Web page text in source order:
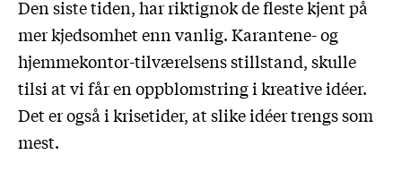
Den siste tiden, har riktignok de fleste kjent på
mer kjedsomhet enn vanlig. Karantene- og
hjemmekontor-tilværelsens stillstand, skulle
tilsi at vi får en oppblomstring i kreative idéer.
Det er også i krisetider, at slike idéer trengs som
mest.